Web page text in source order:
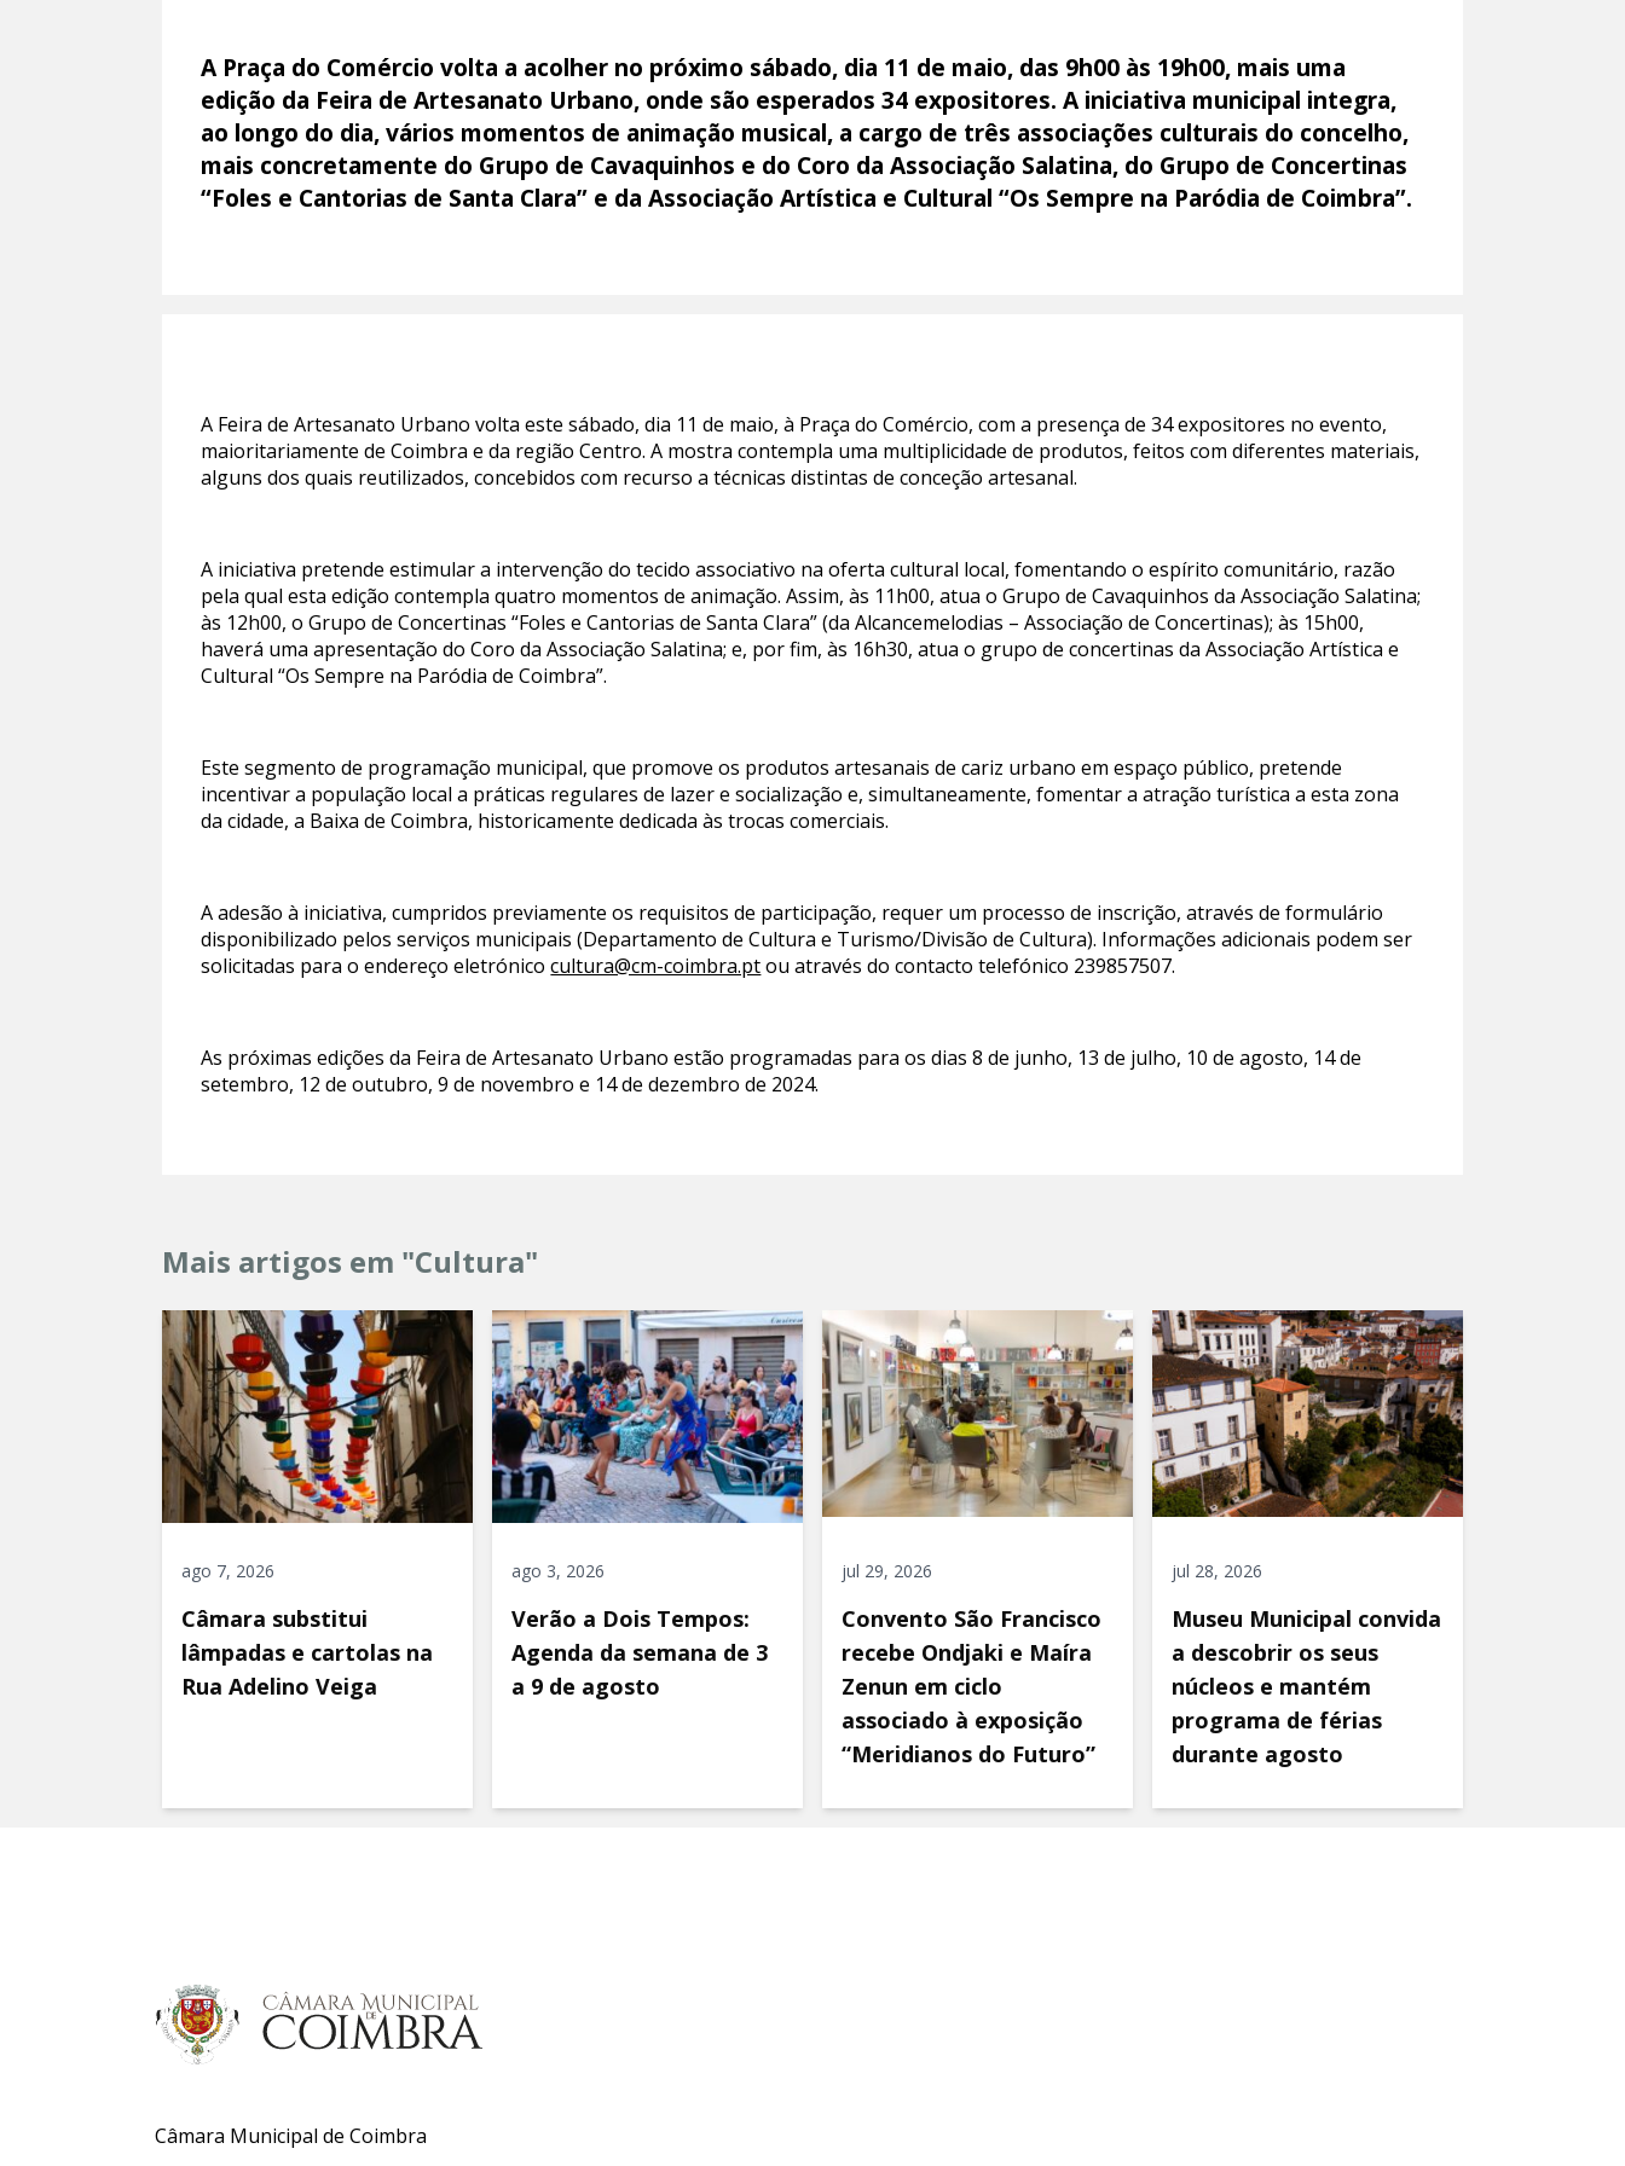
A Praça do Comércio volta a acolher no próximo sábado, dia 11 de maio, das 9h00 às 19h00, mais uma
edição da Feira de Artesanato Urbano, onde são esperados 34 expositores. A iniciativa municipal integra,
ao longo do dia, vários momentos de animação musical, a cargo de três associações culturais do concelho,
mais concretamente do Grupo de Cavaquinhos e do Coro da Associação Salatina, do Grupo de Concertinas
“Foles e Cantorias de Santa Clara” e da Associação Artística e Cultural “Os Sempre na Paródia de Coimbra”.
A Feira de Artesanato Urbano volta este sábado, dia 11 de maio, à Praça do Comércio, com a presença de 34 expositores no evento,
maioritariamente de Coimbra e da região Centro. A mostra contempla uma multiplicidade de produtos, feitos com diferentes materiais,
alguns dos quais reutilizados, concebidos com recurso a técnicas distintas de conceção artesanal.
A iniciativa pretende estimular a intervenção do tecido associativo na oferta cultural local, fomentando o espírito comunitário, razão
pela qual esta edição contempla quatro momentos de animação. Assim, às 11h00, atua o Grupo de Cavaquinhos da Associação Salatina;
às 12h00, o Grupo de Concertinas “Foles e Cantorias de Santa Clara” (da Alcancemelodias – Associação de Concertinas); às 15h00,
haverá uma apresentação do Coro da Associação Salatina; e, por fim, às 16h30, atua o grupo de concertinas da Associação Artística e
Cultural “Os Sempre na Paródia de Coimbra”.
Este segmento de programação municipal, que promove os produtos artesanais de cariz urbano em espaço público, pretende
incentivar a população local a práticas regulares de lazer e socialização e, simultaneamente, fomentar a atração turística a esta zona
da cidade, a Baixa de Coimbra, historicamente dedicada às trocas comerciais.
A adesão à iniciativa, cumpridos previamente os requisitos de participação, requer um processo de inscrição, através de formulário
disponibilizado pelos serviços municipais (Departamento de Cultura e Turismo/Divisão de Cultura). Informações adicionais podem ser
solicitadas para o endereço eletrónicocultura@cm-coimbra.ptou através do contacto telefónico 239857507.
As próximas edições da Feira de Artesanato Urbano estão programadas para os dias 8 de junho, 13 de julho, 10 de agosto, 14 de
setembro, 12 de outubro, 9 de novembro e 14 de dezembro de 2024.
Mais artigos em "Cultura"
ago 7, 2026
Câmara substitui
lâmpadas e cartolas na
Rua Adelino Veiga
ago 3, 2026
Verão a Dois Tempos:
Agenda da semana de 3
a 9 de agosto
jul 29, 2026
Convento São Francisco
recebe Ondjaki e Maíra
Zenun em ciclo
associado à exposição
“Meridianos do Futuro”
jul 28, 2026
Museu Municipal convida
a descobrir os seus
núcleos e mantém
programa de férias
durante agosto
Câmara Municipal de Coimbra